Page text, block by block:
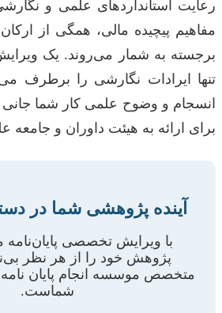
رعایت استانداردهای علمی و
مفاهیم پیچیده مالی، همگی از
برجسته به شمار می‌روند. یک
تنها ایرادات نگارشی را برطرف
انسجام و وضوح علمی کار شما جانی
برای ارائه به هیئت داوران و جامعه
آینده پژوهشی شما در
با ویرایش تخصصی پایان‌نامه
پژوهش خود را از هر نظر
متخصص موسسه انجام پایان نامه
شماست.